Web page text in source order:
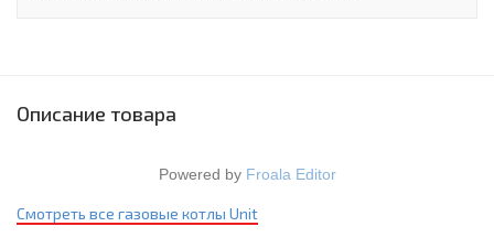
Описание товара
Powered by Froala Editor
Смотреть все газовые котлы Unit